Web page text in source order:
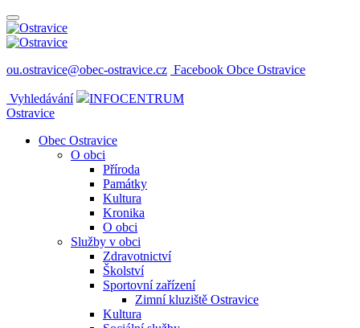
ou.ostravice@obec-ostravice.cz Facebook Obce Ostravice
Vyhledávání
INFOCENTRUM
Ostravice
Obec Ostravice
O obci
Příroda
Památky
Kultura
Kronika
O obci
Služby v obci
Zdravotnictví
Školství
Sportovní zařízení
Zimní kluziště Ostravice
Kultura